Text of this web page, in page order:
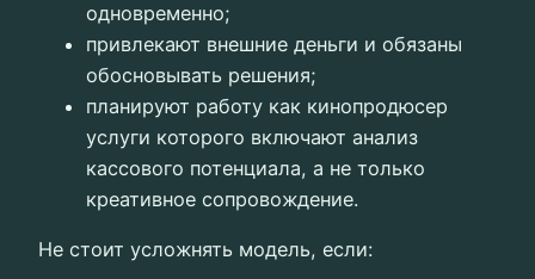
одновременно;
привлекают внешние деньги и обязаны
обосновывать решения;
планируют работу как кинопродюсер
услуги которого включают анализ
кассового потенциала, а не только
креативное сопровождение.
Не стоит усложнять модель, если: